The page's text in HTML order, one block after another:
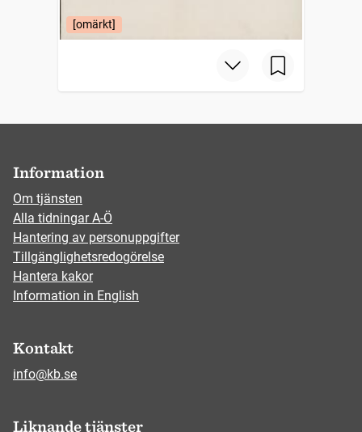
[omärkt]
Information
Om tjänsten
Alla tidningar A-Ö
Hantering av personuppgifter
Tillgänglighetsredogörelse
Hantera kakor
Information in English
Kontakt
info@kb.se
Liknande tjänster